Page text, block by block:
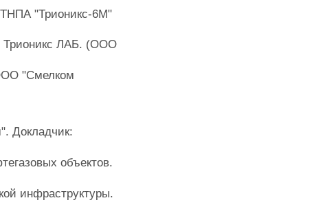
"Трионикс-6М"
Трионикс ЛАБ. (ООО
"Смелком
Докладчик:
объектов.
инфраструктуры.